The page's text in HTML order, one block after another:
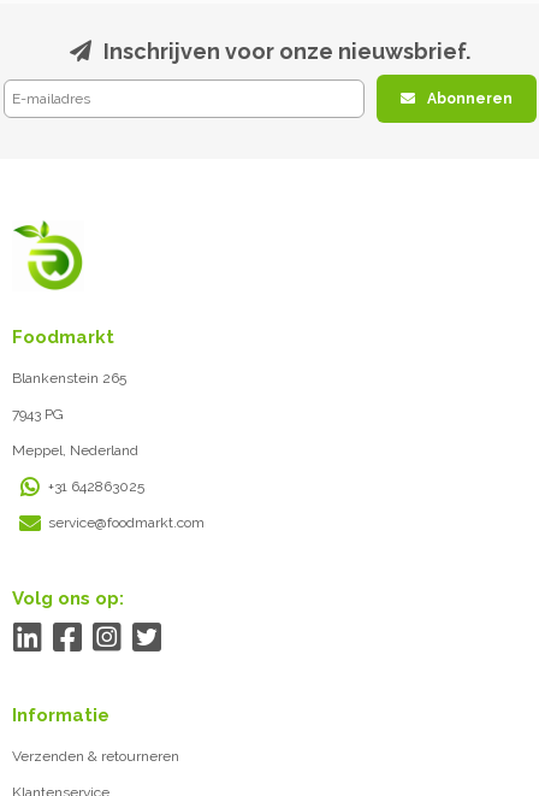
Inschrijven voor onze nieuwsbrief.
Abonneren
Foodmarkt
Blankenstein 265
7943 PG
Meppel, Nederland
+31 642863025
service@foodmarkt.com
Volg ons op:
Informatie
Verzenden & retourneren
Klantenservice